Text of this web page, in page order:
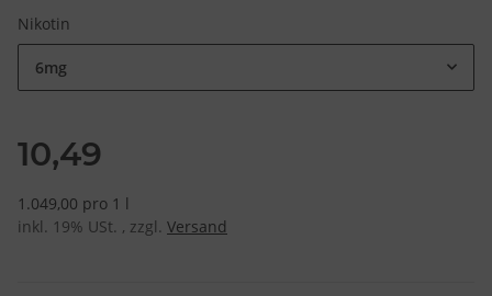
Nikotin
6mg
10,49
1.049,00 pro 1 l
inkl. 19% USt. , zzgl. Versand